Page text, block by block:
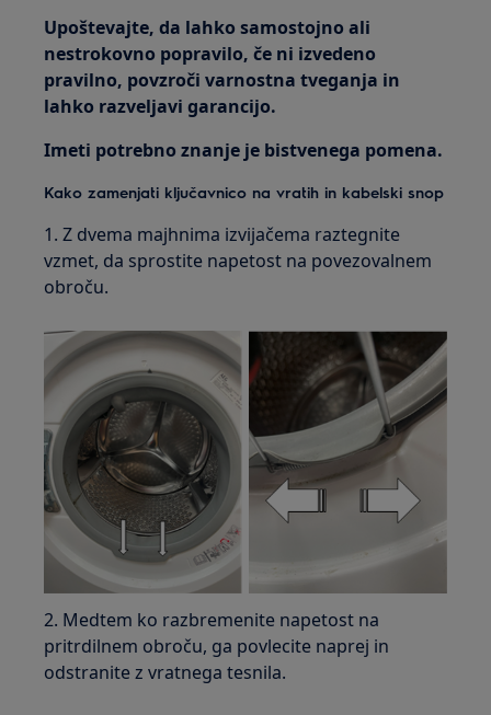
Upoštevajte, da lahko samostojno ali
nestrokovno popravilo, če ni izvedeno
pravilno, povzroči varnostna tveganja in
lahko razveljavi garancijo.
Imeti potrebno znanje je bistvenega pomena.
Kako zamenjati ključavnico na vratih in kabelski snop
1. Z dvema majhnima izvijačema raztegnite
vzmet, da sprostite napetost na povezovalnem
obroču.
2. Medtem ko razbremenite napetost na
pritrdilnem obroču, ga povlecite naprej in
odstranite z vratnega tesnila.